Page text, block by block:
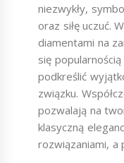
niezwykły,
oraz siłę uczuć.
diamentami na
się
podkreślić
związku.
pozwalają na
klasyczną
rozwiązaniami, a